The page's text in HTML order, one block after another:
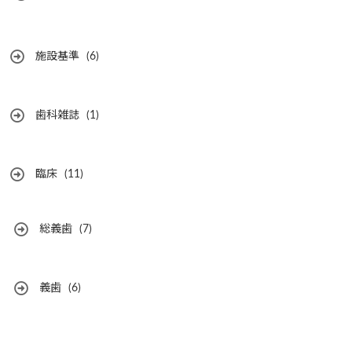
施設基準 (6)
歯科雑誌 (1)
臨床 (11)
総義歯 (7)
義歯 (6)